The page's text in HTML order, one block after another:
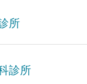
所
診所